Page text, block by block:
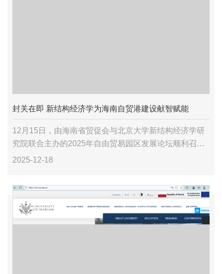
封关在即 新结构经济学为海南自贸港建设献智赋能
12月15日，由海南省贸促会与北京大学新结构经济学研
究院联合主办的2025年自由贸易园区发展论坛顺利召
开。其中，在12月15日下午的新结构经济学专场分论坛
2025-12-18